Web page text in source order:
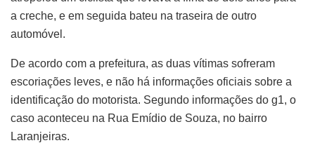
a creche, e em seguida bateu na traseira de outro
automóvel.
De acordo com a prefeitura, as duas vítimas sofreram
escoriações leves, e não há informações oficiais sobre a
identificação do motorista. Segundo informações do g1, o
caso aconteceu na Rua Emídio de Souza, no bairro
Laranjeiras.